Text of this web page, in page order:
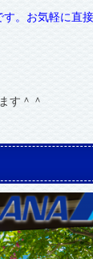
。お気軽に直
す＾＾